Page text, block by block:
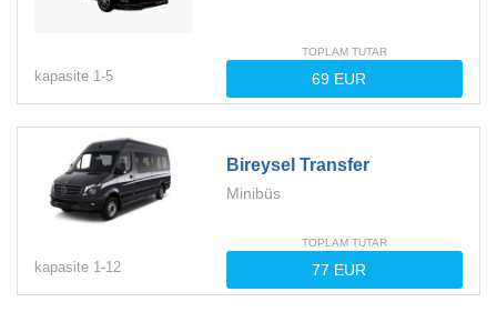
kapasite 1-5
TOPLAM TUTAR
Bireysel Transfer
Minibüs
kapasite 1-12
TOPLAM TUTAR